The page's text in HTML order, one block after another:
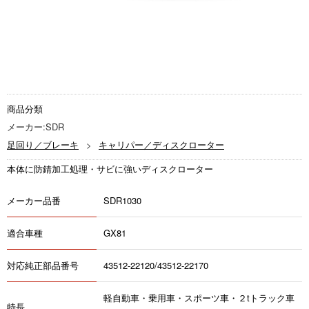
商品分類
メーカー:SDR
足回り／ブレーキ
キャリパー／ディスクローター
本体に防錆加工処理・サビに強いディスクローター
メーカー品番 SDR1030
適合車種 GX81
対応純正部品番号 43512-22120/43512-22170
軽自動車・乗用車・スポーツ車・２tトラック車